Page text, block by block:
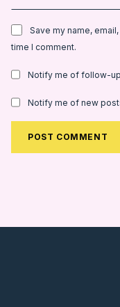
Save my name,
time I comment.
Notify me of follow-
Notify me of new